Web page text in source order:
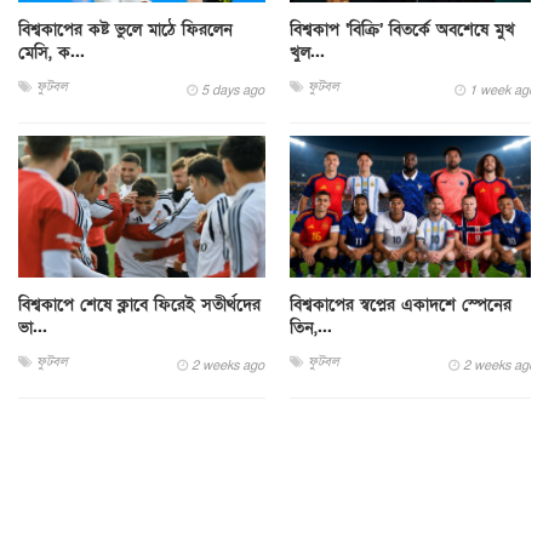
বিশ্বকাপের কষ্ট ভুলে মাঠে ফিরলেন
মেসি, ক...
ফুটবল 5 days ago
বিশ্বকাপ ‘বিক্রি’ বিতর্কে অবশেষে মুখ
খুল...
ফুটবল 1 week ago
বিশ্বকাপে শেষে ক্লাবে ফিরেই সতীর্থদের
ভা...
ফুটবল 2 weeks ago
বিশ্বকাপের স্বপ্নের একাদশে স্পেনের
তিন,...
ফুটবল 2 weeks ago